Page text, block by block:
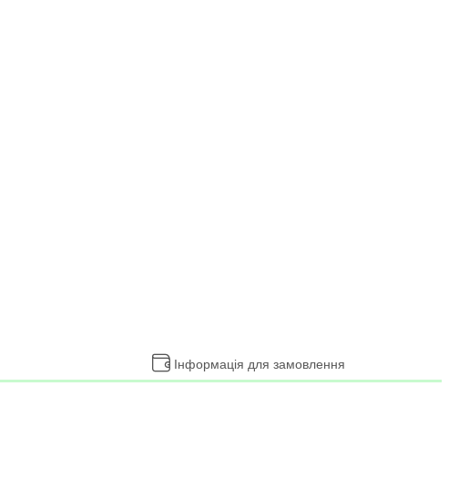
Інформація для замовлення